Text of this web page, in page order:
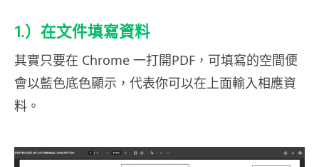
1.）在文件填寫資料
其實只要在 Chrome 一打開PDF，可填寫的空間便
會以藍色底色顯示，代表你可以在上面輸入相應資
料。